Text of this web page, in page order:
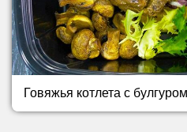
Говяжья котлета с